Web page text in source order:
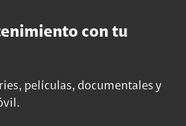
con tu
películas, documentales y